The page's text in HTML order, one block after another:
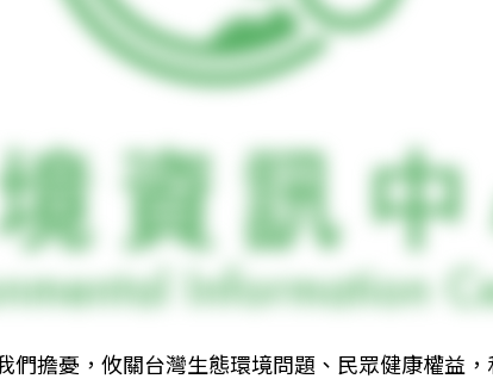
們擔憂，攸關台灣生態環境問題、民眾健康權益，